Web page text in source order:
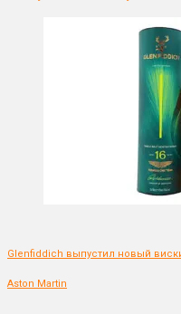
Glenfiddich выпустил новый
Aston Martin